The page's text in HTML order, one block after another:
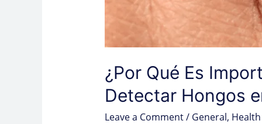
¿Por Qué Es
Detectar Hongos
Leave a Comment/ General,